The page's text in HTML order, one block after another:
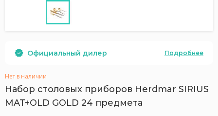
Официальный дилер Подробнее
Нет в наличии
Набор столовых приборов Herdmar SIRIUS
MAT+OLD GOLD 24 предмета